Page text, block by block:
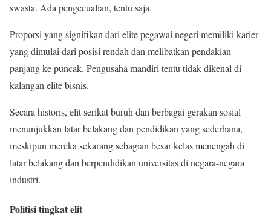
swasta. Ada pengecualian, tentu saja.
Proporsi yang signifikan dari elite pegawai negeri memiliki karier
yang dimulai dari posisi rendah dan melibatkan pendakian
panjang ke puncak. Pengusaha mandiri tentu tidak dikenal di
kalangan elite bisnis.
Secara historis, elit serikat buruh dan berbagai gerakan sosial
menunjukkan latar belakang dan pendidikan yang sederhana,
meskipun mereka sekarang sebagian besar kelas menengah di
latar belakang dan berpendidikan universitas di negara-negara
industri.
Politisi tingkat elit